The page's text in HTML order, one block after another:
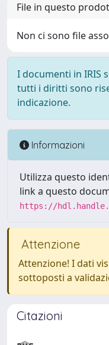
File in questo
Non ci sono file
I documenti in IRIS
tutti i diritti sono
indicazione.
Informazioni
Utilizza questo
link a questo
https://
Attenzione
Attenzione! I dati
sottoposti a
Citazioni